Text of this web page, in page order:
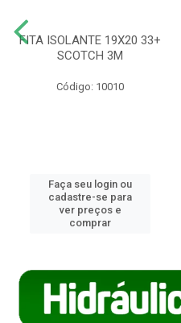
FITA ISOLANTE 19X20 33+
SCOTCH 3M
Código: 10010
Faça seu login ou
cadastre-se para
ver preços e
comprar